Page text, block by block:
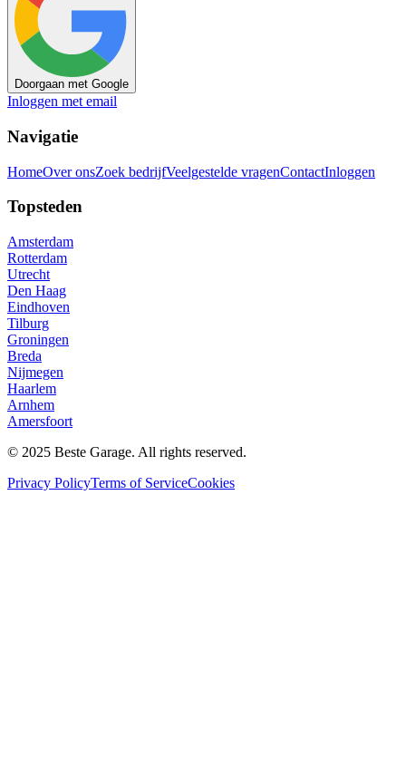
Doorgaan met Google
Inloggen met email
Navigatie
HomeOver onsZoek bedrijfVeelgestelde vragenContactInloggen
Topsteden
Amsterdam
Rotterdam
Utrecht
Den Haag
Eindhoven
Tilburg
Groningen
Breda
Nijmegen
Haarlem
Arnhem
Amersfoort
© 2025 Beste Garage. All rights reserved.
Privacy PolicyTerms of ServiceCookies